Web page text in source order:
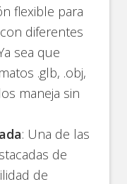
flexible para
diferentes
sea que
.glb, .obj,
maneja sin
: Una de las
de
de